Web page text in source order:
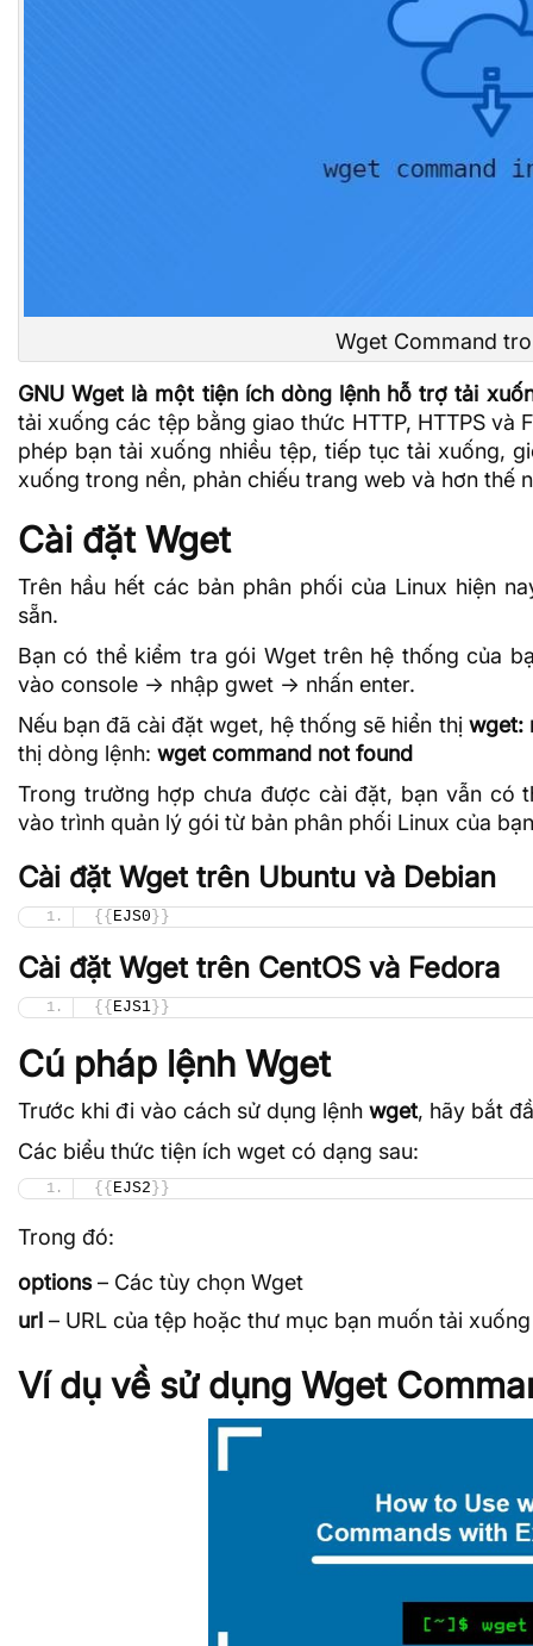
Wget Command
GNU Wget là một tiện ích dòng lệnh hỗ trợ tải
tải xuống các tệp bằng giao thức HTTP, HTTPS và
phép bạn tải xuống nhiều tệp, tiếp tục tải xuống,
xuống trong nền, phản chiếu trang web và hơn thế
Cài đặt Wget
Trên hầu hết các bản phân phối của Linux hiện
sẵn.
Bạn có thể kiểm tra gói Wget trên hệ thống của
vào console -> nhập gwet -> nhấn enter.
Nếu bạn đã cài đặt wget, hệ thống sẽ hiển thịwget:
thị dòng lệnh: wget command not found
Trong trường hợp chưa được cài đặt, bạn vẫn có
vào trình quản lý gói từ bản phân phối Linux của
Cài đặt Wget trên Ubuntu và Debian
{{ EJS0 }}
Cài đặt Wget trên CentOS và Fedora
{{ EJS1 }}
Cú pháp lệnh Wget
Trước khi đi vào cách sử dụng lệnh wget, hãy bắt
Các biểu thức tiện ích wget có dạng sau:
{{ EJS2 }}
Trong đó:
options– Các tùy chọn Wget
url – URL của tệp hoặc thư mục bạn muốn tải
Ví dụ về sử dụng Wget